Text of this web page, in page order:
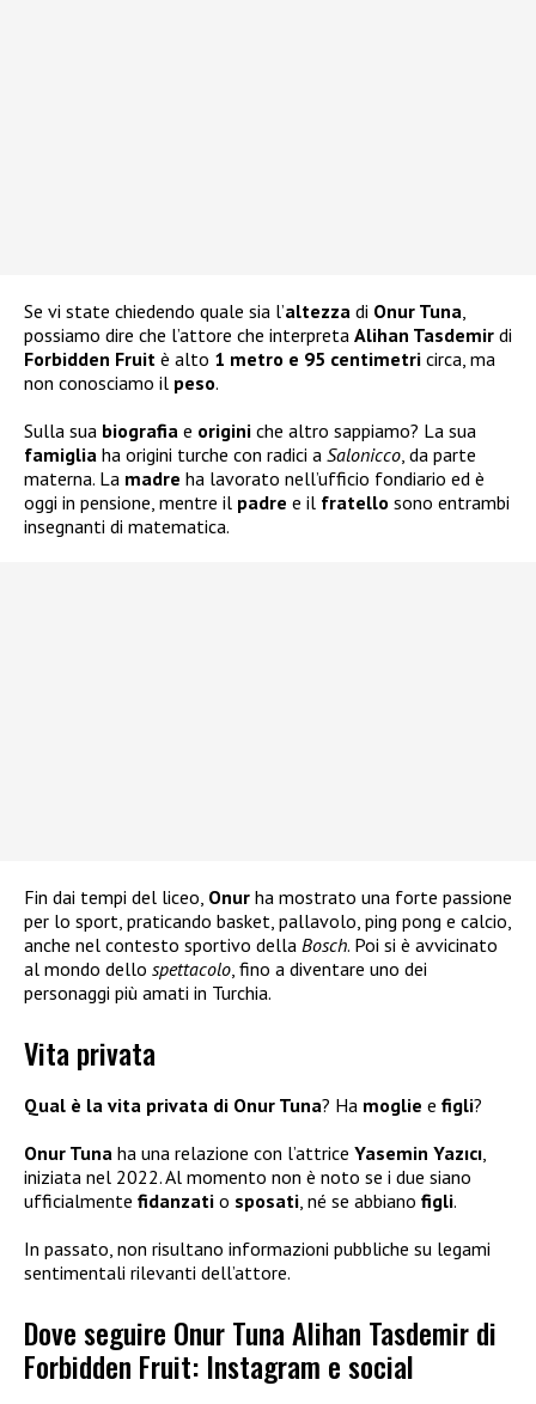
Se vi state chiedendo quale sia l’altezza di Onur Tuna
possiamo dire che l’attore che interpreta Alihan Tasdemir di
Forbidden Fruit è alto 1 metro e 95 centimetri circa, ma
non conosciamo il peso.
Sulla sua biografia e origini che altro sappiamo? La sua
famiglia ha origini turche con radici a Salonicco , da parte
materna. La madre ha lavorato nell’ufficio fondiario ed è
oggi in pensione, mentre il padre e il fratello sono entrambi
insegnanti di matematica.
Fin dai tempi del liceo, Onur ha mostrato una forte passione
per lo sport, praticando basket, pallavolo, ping pong e calcio,
anche nel contesto sportivo della Bosch. Poi si è avvicinato
al mondo dello spettacolo , fino a diventare uno dei
personaggi più amati in Turchia.
Vita privata
Qual è la vita privata di Onur Tuna? Ha moglie e figli?
Onur Tuna ha una relazione con l’attrice Yasemin Yazıcı
iniziata nel 2022. Al momento non è noto se i due siano
ufficialmente fidanzati o sposati , né se abbiano figli.
In passato, non risultano informazioni pubbliche su legami
sentimentali rilevanti dell’attore.
Dove seguire Onur Tuna Alihan Tasdemir di
Forbidden Fruit: Instagram e social